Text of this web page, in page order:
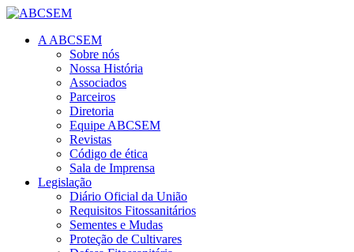
A ABCSEM
Sobre nós
Nossa História
Associados
Parceiros
Diretoria
Equipe ABCSEM
Revistas
Código de ética
Sala de Imprensa
Legislação
Diário Oficial da União
Requisitos Fitossanitários
Sementes e Mudas
Proteção de Cultivares